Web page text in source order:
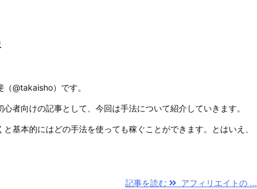
@takaisho）です。
心者向けの記事として、今回は手法について紹介していきます。
と基本的にはどの手法を使っても稼ぐことができます。とはいえ、
記事を読む アフィリエイトの ...